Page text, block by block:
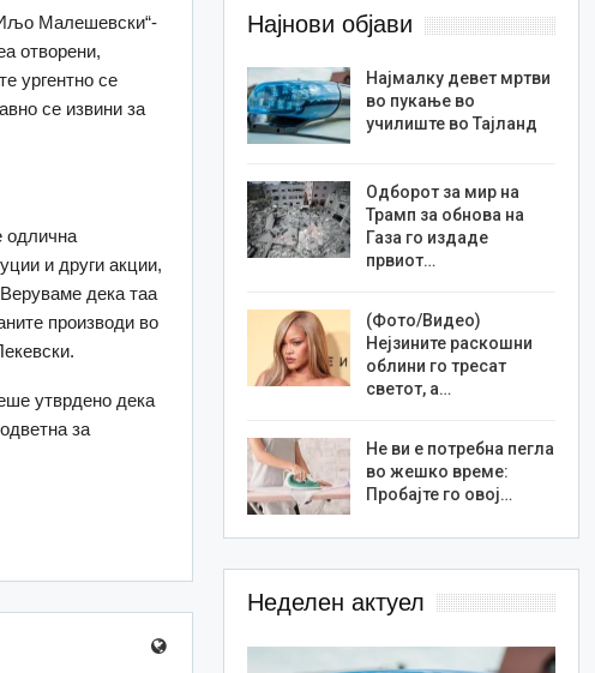
Малешевски“-
отворени,
ургентно се
се извини за
одлична
и други акции,
дека таа
производи во
утврдено дека
за
Најнови објави
Најмалку девет мртви
во пукање во
училиште во Тајланд
Одборот за мир на
Трамп за обнова на
Газа го издаде
првиот…
(Фото/Видео)
Нејзините раскошни
облини го тресат
светот, а…
Не ви е потребна пегла
во жешко време:
Пробајте го овој…
Неделен актуел